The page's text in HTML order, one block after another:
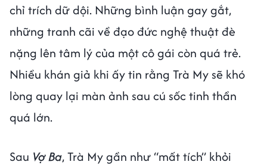
chỉ trích dữ dội. Những bình luận gay gắt,
những tranh cãi về đạo đức nghệ thuật đè
nặng lên tâm lý của một cô gái còn quá trẻ.
Nhiều khán giả khi ấy tin rằng Trà My sẽ khó
lòng quay lại màn ảnh sau cú sốc tinh thần
quá lớn.
Sau Vợ Ba, Trà My gần như “mất tích” khỏi